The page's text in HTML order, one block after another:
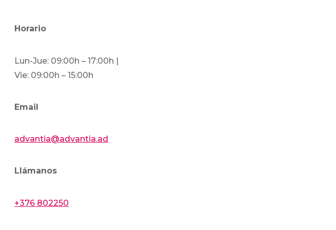
Horario
Lun-Jue: 09:00h – 17:00h |
Vie: 09:00h – 15:00h
Email
advantia@advantia.ad
Llámanos
+376 802250